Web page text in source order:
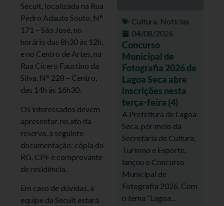
Secult, localizada na Rua
Pedro Adauto Souto, N°
171 – São José, no
horário das 8h30 às 12h,
e no Centro de Artes, na
Rua Cícero Faustino da
Silva, N° 228 – Centro,
das 14h às 16h30.
Os interessados devem
apresentar, no ato da
reserva, a seguinte
documentação: cópia do
RG, CPF e comprovante
de residência.
Em caso de dúvidas, a
equipe da Secult estará
Cultura, Notícias
04/08/2026
Concurso
Municipal de
Fotografia 2026 de
Lagoa Seca abre
inscrições nesta
terça-feira (4)
A Prefeitura de Lagoa
Seca, por meio da
Secretaria de Cultura,
Turismo e Esporte,
lançou o Concurso
Municipal de
Fotografia 2026. Com
o tema “Lagoa...